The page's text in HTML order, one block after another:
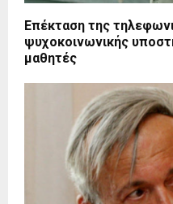
Επέκταση της
ψυχοκοινωνικής
μαθητές